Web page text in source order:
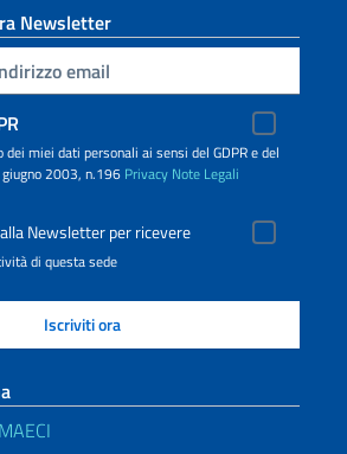
Newsletter
miei dati personali ai sensi del GDPR e del
2003, n.196 Privacy Note Legali
Newsletter per ricevere
di questa sede